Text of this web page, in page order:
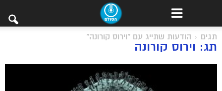
תגים הודעות שתייג עם "וירוס קורונה"
תג: וירוס קורונה